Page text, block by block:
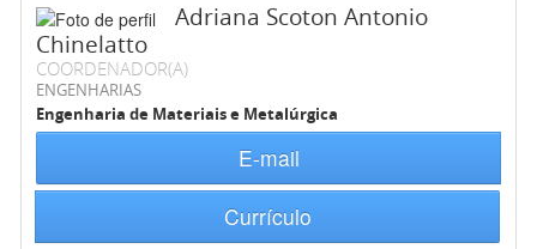
Adriana Scoton Antonio
Chinelatto
COORDENADOR(A)
ENGENHARIAS
Engenharia de Materiais e Metalúrgica
E-mail
Currículo